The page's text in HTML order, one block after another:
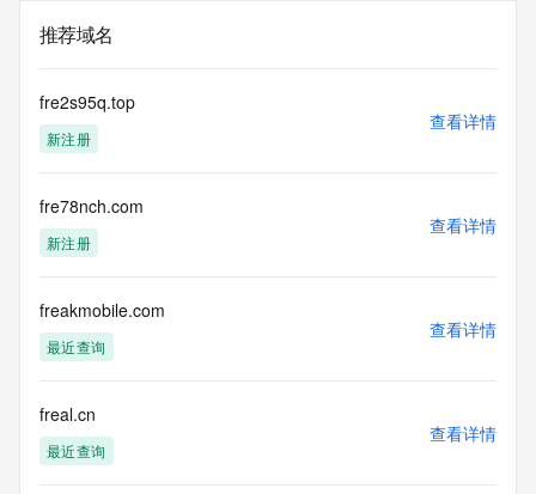
推荐域名
fre2s95q.top
新注册
查看详情
fre78nch.com
新注册
查看详情
freakmobile.com
最近查询
查看详情
freal.cn
最近查询
查看详情